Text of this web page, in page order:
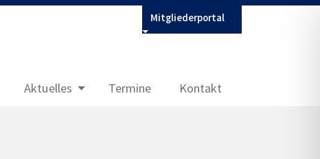
Mitgliederportal
Aktuelles Termine Kontakt